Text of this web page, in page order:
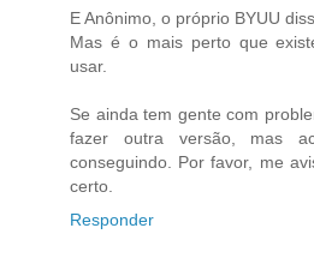
E Anônimo, o próprio BYUU
Mas é o mais perto que
usar.
Se ainda tem gente com
fazer outra versão, mas
conseguindo. Por favor, me
certo.
Responder